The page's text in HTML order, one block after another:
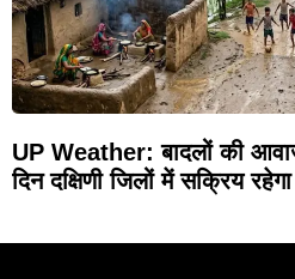
UP Weather: बादलों की
दिन दक्षिणी जिलों में सक्रिय